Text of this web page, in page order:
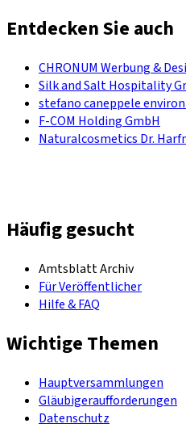
Entdecken Sie auch
CHRONUM Werbung &
Silk and Salt Hospitality
stefano caneppele
F-COM Holding GmbH
Naturalcosmetics Dr.
Häufig gesucht
Amtsblatt Archiv
Für Veröffentlicher
Hilfe & FAQ
Wichtige Themen
Hauptversammlungen
Gläubigeraufforderungen
Datenschutz